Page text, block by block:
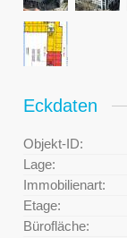
Eckdaten
Objekt-ID:
Lage:
Immobilienart:
Etage:
Bürofläche: